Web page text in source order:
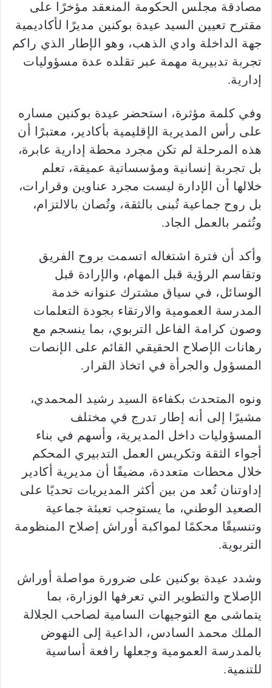
مصادقة مجلس الحكومة المنعقد مؤخرًا على
مقترح تعيين السيد عيدة بوكنين مديرًا لأكاديمية
جهة الداخلة وادي الذهب، وهو الإطار الذي راكم
تجربة تدبيرية مهمة عبر تقلده عدة مسؤوليات
إدارية.
وفي كلمة مؤثرة، استحضر عيدة بوكنين مساره
على رأس المديرية الإقليمية بأكادير، معتبرًا أن
هذه المرحلة لم تكن مجرد محطة إدارية عابرة،
بل تجربة إنسانية ومؤسساتية عميقة، تعلم
خلالها أن الإدارة ليست مجرد عناوين وقرارات،
بل روح جماعية تُبنى بالثقة، وتُصان بالالتزام،
وتُثمر بالعمل الجاد.
وأكد أن فترة اشتغاله اتسمت بروح الفريق
وتقاسم الرؤية قبل المهام، والإرادة قبل
الوسائل، في سياق مشترك عنوانه خدمة
المدرسة العمومية والارتقاء بجودة التعلمات
وصون كرامة الفاعل التربوي، بما ينسجم مع
رهانات الإصلاح الحقيقي القائم على الإنصات
المسؤول والجرأة في اتخاذ القرار.
ونوه المتحدث بكفاءة السيد رشيد المحمدي،
مشيرًا إلى أنه إطار تدرج في مختلف
المسؤوليات داخل المديرية، وأسهم في بناء
أجواء الثقة وتكريس العمل التدبيري المحكم
خلال محطات متعددة، مضيفًا أن مديرية أكادير
إداوتنان تُعد من بين أكثر المديريات تحديًا على
الصعيد الوطني، ما يستوجب تعبئة جماعية
وتنسيقًا محكمًا لمواكبة أوراش إصلاح المنظومة
التربوية.
وشدد عيدة بوكنين على ضرورة مواصلة أوراش
الإصلاح والتطوير التي تعرفها الوزارة، بما
يتماشى مع التوجيهات السامية لصاحب الجلالة
الملك محمد السادس، الداعية إلى النهوض
بالمدرسة العمومية وجعلها رافعة أساسية
للتنمية.